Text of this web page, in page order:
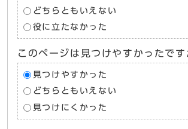
どちらともいえない
役に立たなかった
このページは見つけやすかったです
見つけやすかった
どちらともいえない
見つけにくかった